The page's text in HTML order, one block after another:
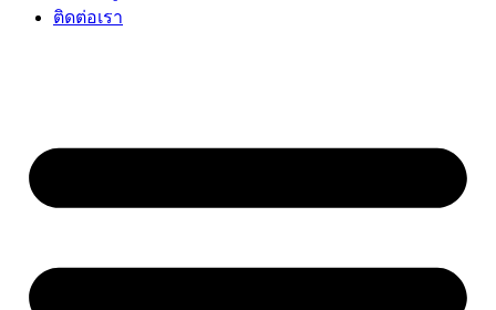
ติดต่อเรา